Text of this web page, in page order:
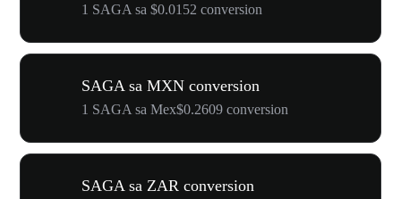
1 SAGA sa $0.0152 conversion
SAGA sa MXN conversion
1 SAGA sa Mex$0.2609 conversion
SAGA sa ZAR conversion